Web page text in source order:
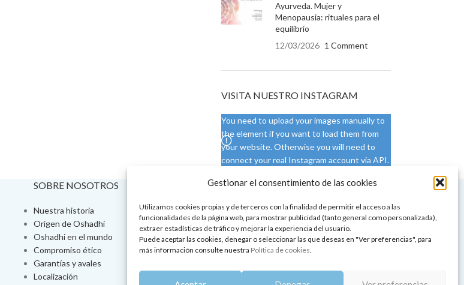
Gestionar el consentimiento de las cookies
Utilizamos cookies propias y de terceros con la finalidad de permitir el acceso a las
funcionalidades de la página web, para mostrar publicidad (tanto general como personalizada),
extraer estadísticas de tráfico y mejorar la experiencia del usuario.
Puede aceptar las cookies, denegar o seleccionar las que deseas en "Ver preferencias", para
más información consulte nuestra Política de cookies.
Ayurveda. Mujer y
Menopausia: rituales para el
equilibrio
12/03/2026 1 Comment
VISITA NUESTRO INSTAGRAM
You need to upload your images manually to
the element if you want to load them from
your website. Otherwise you will need to
connect your real Instagram account via API.
SOBRE NOSOTROS
Nuestra historia
Origen de Oshadhi
Oshadhi en el mundo
Compromiso ético
Garantías y avales
Localización
VISÍTA NUESTRA SEDE
Tienda física
Talleres de aromaterapia
Tratamientos de belleza
Ayurveda
Aromaterapia y bienestar
CONDICIONES DE USO
Condiciones generales
Cambios y devoluciones
Formas de pago
Formas de envío